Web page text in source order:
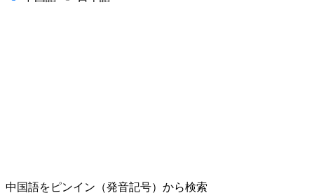
中国語をピンイン（発音記号）から検索